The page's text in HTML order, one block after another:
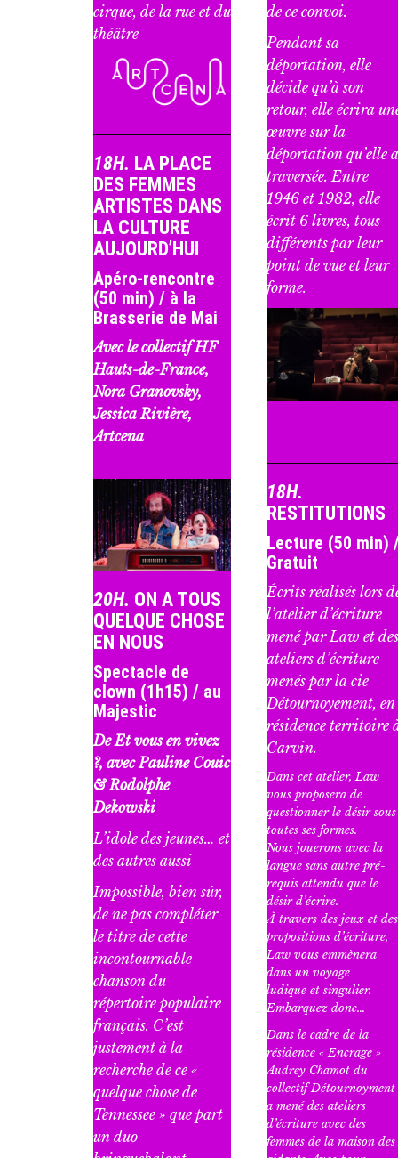
cirque, de la rue et du
théâtre
18H. LA PLACE
DES FEMMES
ARTISTES DANS
LA CULTURE
AUJOURD’HUI
Apéro-rencontre
(50 min) / à la
Brasserie de Mai
Avec le collectif HF
Hauts-de-France,
Nora Granovsky,
Jessica Rivière,
Artcena
20H. ON A TOUS
QUELQUE CHOSE
EN NOUS
Spectacle de
clown (1h15) / au
Majestic
De Et vous en vivez
?, avecPauline Couic
& Rodolphe
Dekowski
L’idole des jeunes… et
des autres aussi
Impossible, bien sûr,
de ne pas compléter
le titre de cette
incontournable
chanson du
répertoire populaire
français. C’est
justement à la
recherche de ce «
quelque chose de
Tennessee » que part
un duo
de ce convoi.
Pendant sa
déportation, elle
décide qu’à son
retour, elle écrira
œuvre sur la
déportation qu’elle a
traversée. Entre
1946 et 1982, elle
écrit 6 livres, tous
différents par leur
point de vue et leur
forme.
18H.
RESTITUTIONS
Lecture (50 min)
Gratuit
Écrits réalisés lors
l’atelier d’écriture
mené par Law et des
ateliers d’écriture
menés par la cie
Détournoyement, en
résidence territoire
Carvin.
Dans cet atelier, Law
vous proposera de
questionner le désir sous
toutes ses formes.
Nous jouerons avec la
langue sans autre pré-
requis attendu que le
désir d’écrire.
À travers des jeux et des
propositions d’écriture,
Law vous emmènera
dans un voyage
ludique et singulier.
Embarquez donc…
Dans le cadre de la
résidence « Encrage »
Audrey Chamot du
collectif Détournoyment
a mené des ateliers
d’écriture avec des
femmes de la maison des